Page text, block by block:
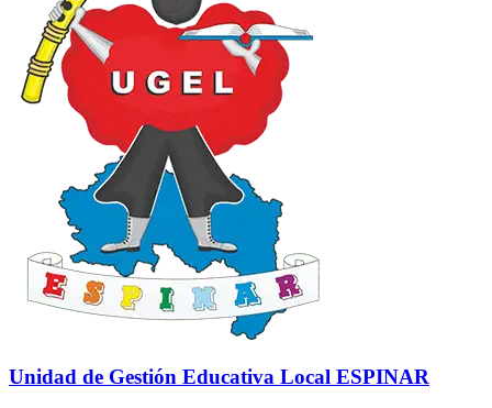
Unidad de Gestión Educativa Local ESPINAR